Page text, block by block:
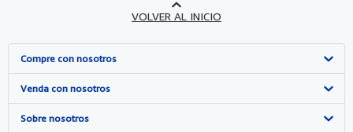
VOLVER AL INICIO
Compre con nosotros
Búsqueda avanzada
Colecciones
Venda con nosotros
Comenzar a vender
Sobre nosotros